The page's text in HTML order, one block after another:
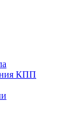
КПП